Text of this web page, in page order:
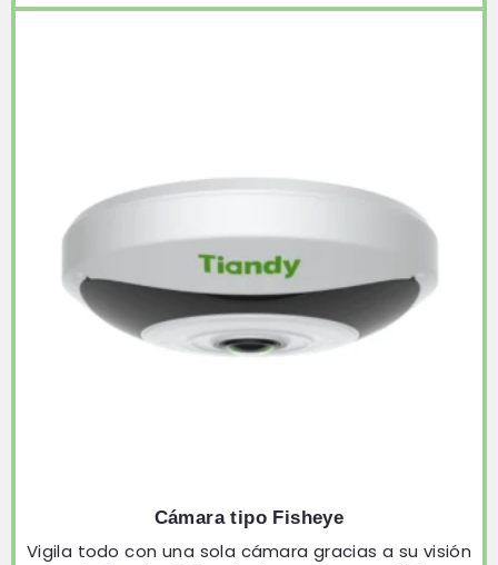
Cámara tipo Fisheye
Vigila todo con una sola cámara gracias a su visión